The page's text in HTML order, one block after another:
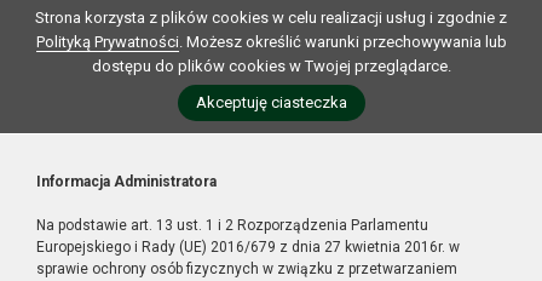
Strona korzysta z plików cookies w celu realizacji usług i zgodnie z
Polityką Prywatności. Możesz określić warunki przechowywania lub
dostępu do plików cookies w Twojej przeglądarce.
Akceptuję ciasteczka
Informacja Administratora
Na podstawie art. 13 ust. 1 i 2 Rozporządzenia Parlamentu
Europejskiego i Rady (UE) 2016/679 z dnia 27 kwietnia 2016r. w
sprawie ochrony osób fizycznych w związku z przetwarzaniem